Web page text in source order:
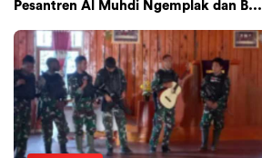
Pesantren Al Muhdi Ngemplak dan B...